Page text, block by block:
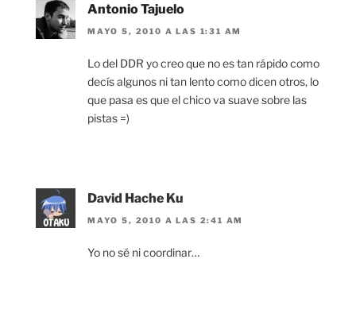
Antonio Tajuelo
MAYO 5, 2010 A LAS 1:31 AM
Lo del DDR yo creo que no es tan rápido como
decís algunos ni tan lento como dicen otros, lo
que pasa es que el chico va suave sobre las
pistas =)
David Hache Ku
MAYO 5, 2010 A LAS 2:41 AM
Yo no sé ni coordinar…